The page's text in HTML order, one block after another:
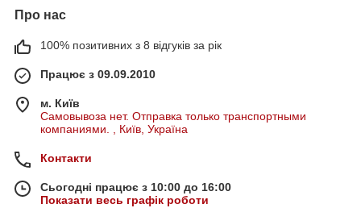
Про нас
100% позитивних з 8 відгуків за рік
Працює з 09.09.2010
м. Київ
Самовывоза нет. Отправка только транспортными
компаниями. , Київ, Україна
Контакти
Сьогодні працює з 10:00 до 16:00
Показати весь графік роботи